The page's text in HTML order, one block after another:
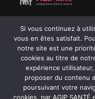
MENTIONS LÉGALES
POLITIQUE DE
AGIP SANTÉ 2025 |
Si vous continuez à
vous en êtes satisfait.
notre site est une
cookies au titre de
expérience
proposer du contenu
poursuivant votre
cookies, par AGIP